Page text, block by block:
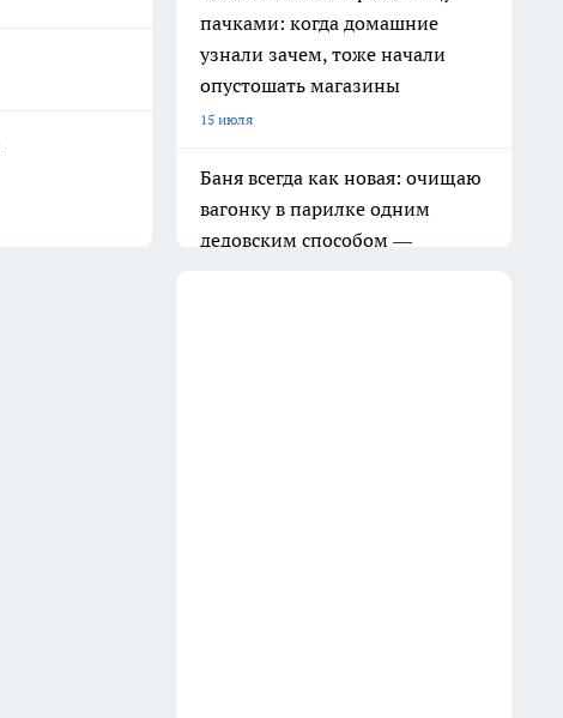
пачками: когда домашние
узнали зачем, тоже начали
опустошать магазины
15 июля
Баня всегда как новая: очищаю
вагонку в парилке одним
дедовским способом —